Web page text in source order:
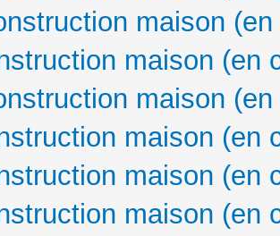
maison
maison (en
maison
maison (en
maison (en
maison (en